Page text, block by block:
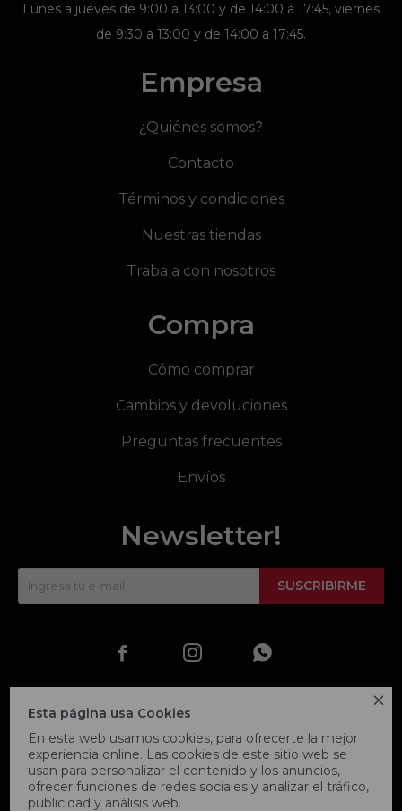

Esta página usa Cookies
En esta web usamos cookies, para ofrecerte la mejor
experiencia online. Las cookies de este sitio web se
usan para personalizar el contenido y los anuncios,
ofrecer funciones de redes sociales y analizar el tráfico,
publicidad y análisis web.
Lunes a jueves de 9:00 a 13:00 y de 14:00 a 17:45, viernes
de 9:30 a 13:00 y de 14:00 a 17:45.
Empresa
¿Quiénes somos?
Contacto
Términos y condiciones
Nuestras tiendas
Trabaja con nosotros
Compra
Cómo comprar
Cambios y devoluciones
Preguntas frecuentes
Envíos
Newsletter!
SUSCRIBIRME
  